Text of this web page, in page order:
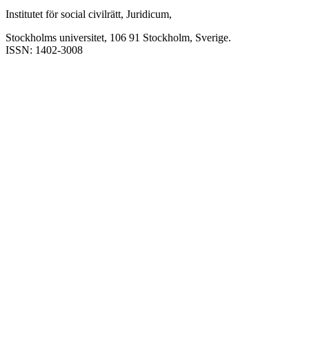
Institutet för social civilrätt, Juridicum,
Stockholms universitet, 106 91 Stockholm, Sverige.
ISSN: 1402-3008